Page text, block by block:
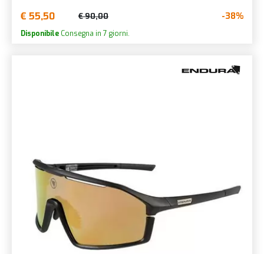
€ 55,50 € 90,00 -38%
Disponibile Consegna in 7 giorni.